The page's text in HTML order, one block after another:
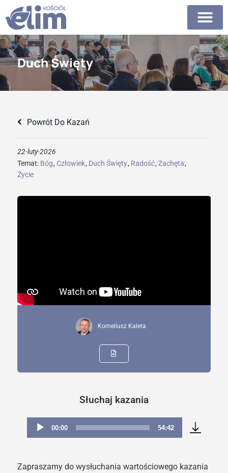
Duch Święty
Powrót Do Kazań
22-luty-2026
Temat: Bóg, Człowiek, Duch Święty, Radość, Zachęta,
Życie
Korneliusz Kaleta
Słuchaj kazania
Odtwarzacz
00:00 54:42
Zapraszamy do wysłuchania wartościowego kazania